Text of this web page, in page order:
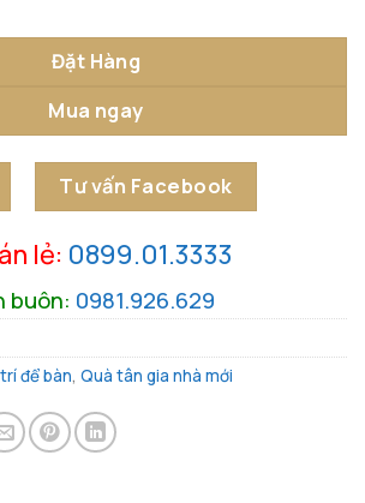
Đặt Hàng
Mua ngay
Tư vấn Facebook
lẻ: 0899.01.3333
buôn: 0981.926.629
để bàn, Quà tân gia nhà mới